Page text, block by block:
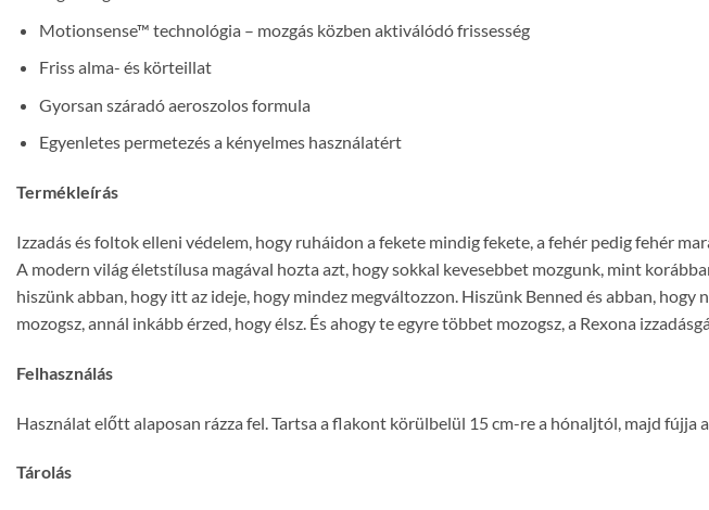
Motionsense™ technológia – mozgás közben aktiválódó frissesség
Friss alma- és körteillat
Gyorsan száradó aeroszolos formula
Egyenletes permetezés a kényelmes használatért
Termékleírás
Izzadás és foltok elleni védelem, hogy ruháidon a fekete mindig fekete, a fehér pedig fehér
A modern világ életstílusa magával hozta azt, hogy sokkal kevesebbet mozgunk, mint
hiszünk abban, hogy itt az ideje, hogy mindez megváltozzon. Hiszünk Benned és abban,
mozogsz, annál inkább érzed, hogy élsz. És ahogy te egyre többet mozogsz, a Rexona
Felhasználás
Használat előtt alaposan rázza fel. Tartsa a flakont körülbelül 15 cm-re a hónaljtól, majd fújja
Tárolás